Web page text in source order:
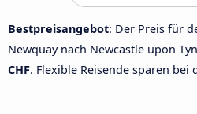
Bestpreisangebot: Der Preis für
Newquay nach Newcastle upon
CHF. Flexible Reisende sparen bei